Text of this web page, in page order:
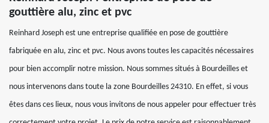
gouttière alu, zinc et pvc
Reinhard Joseph est une entreprise qualifiée en pose de gouttière
fabriquée en alu, zinc et pvc. Nous avons toutes les capacités nécessaires
pour bien accomplir notre mission. Nous sommes situés à Bourdeilles et
nous intervenons dans toute la zone Bourdeilles 24310. En effet, si vous
êtes dans ces lieux, nous vous invitons de nous appeler pour effectuer très